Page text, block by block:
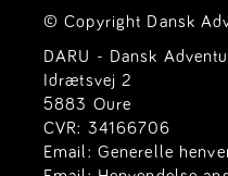
© Copyright Dansk
DARU - Dansk
Idrætsvej 2
5883 Oure
CVR: 34166706
Email: Generelle